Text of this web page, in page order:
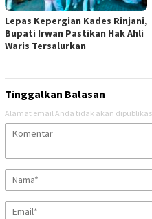
Lepas Kepergian Kades Rinjani,
Bupati Irwan Pastikan Hak Ahli
Waris Tersalurkan
Tinggalkan Balasan
Alamat email Anda tidak akan